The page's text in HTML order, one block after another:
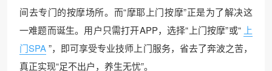
间去专门的按摩场所。而“摩耶上门按摩”正是为了解决这
一难题而诞生。用户只需打开APP，选择“上门按摩”或“ 上
门SPA”，即可享受专业技师上门服务，省去了奔波之苦，
真正实现“足不出户，养生无忧”。